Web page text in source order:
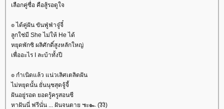
เลือกคู่ซื่อ คือสู้รอดูใจ
๏ ได้คู่ฝัน ขันฟู่ฟ่าจู๋จี๋
ลูกใช่มี She ไม่ให้ He ได้
หยุดพักซิ ผลิศักดิ์สูงหลักใหญ่
เพื่ออะไร I ละบ้าทั้งปี
๏ กำเนิดแล้ว แน่วเลิศเตลิดฝัน
ไม่หยุดนั้น ยั่นนุชสุดจู้จี้
ฝันอยู่รอด ยอดรู้ครูสอนซี
หาฝันนี่ ฟรีนั่น ... ฝันจนตาย ๚ะ๛ (งิงิ)